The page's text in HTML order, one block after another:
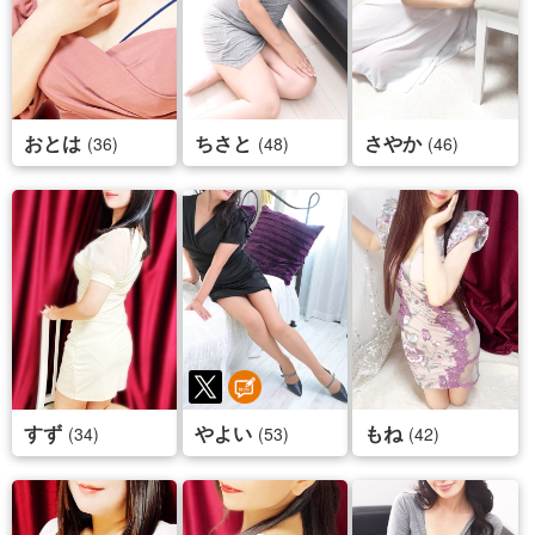
おとは (36) ちさと (48) さやか (46)
すず (34) やよい (53) もね (42)